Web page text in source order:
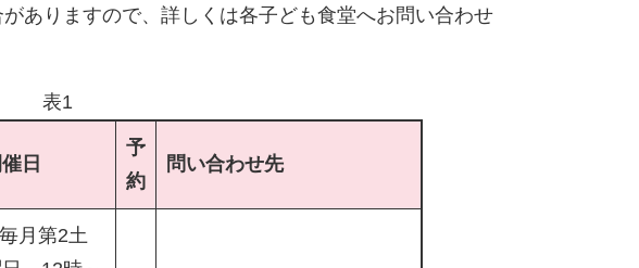
ありますので、詳しくは各子ども食堂へお問い合わせ
表1
日
予
約
問い合わせ先
月第2土